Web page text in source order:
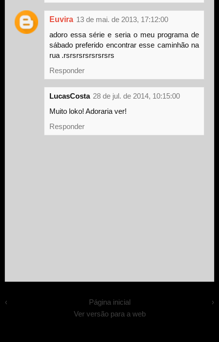
Euvira 13 de mai. de 2013, 17:12:00
adoro essa série e seria o meu programa de
sábado preferido encontrar esse caminhão na
rua .rsrsrsrsrsrsrsrs
Responder
LucasCosta 28 de jul. de 2014, 10:15:00
Muito loko! Adoraria ver!
Responder
‹ ›
Página inicial
Ver versão para a web